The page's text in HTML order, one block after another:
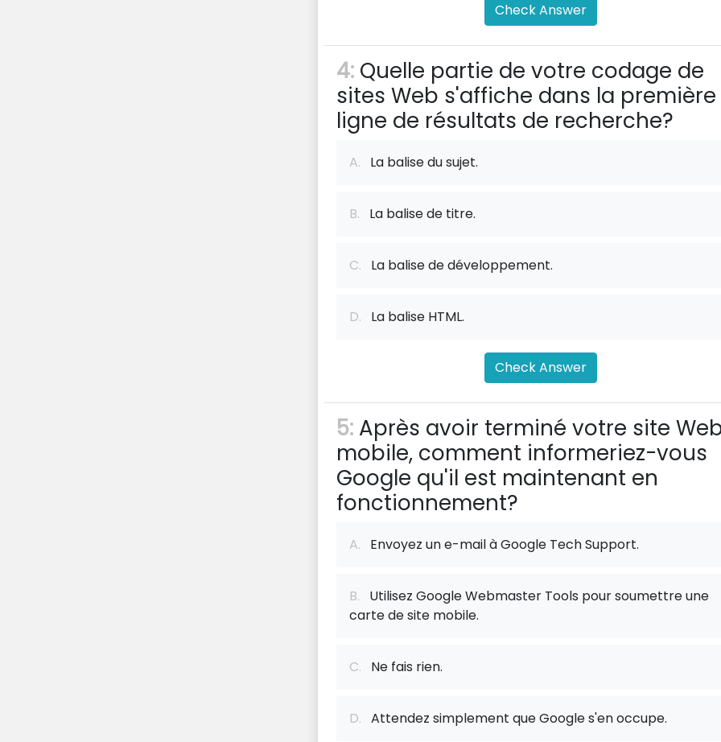
Check Answer
4: Quelle partie de votre codage de
sites Web s'affiche dans la première
ligne de résultats de recherche?
A. La balise du sujet.
B. La balise de titre.
C. La balise de développement.
D. La balise HTML.
Check Answer
5: Après avoir terminé votre site
mobile, comment informeriez-vous
Google qu'il est maintenant en
fonctionnement?
A. Envoyez un e-mail à Google Tech Support.
B. Utilisez Google Webmaster Tools pour soumettre une
carte de site mobile.
C. Ne fais rien.
D. Attendez simplement que Google s'en occupe.